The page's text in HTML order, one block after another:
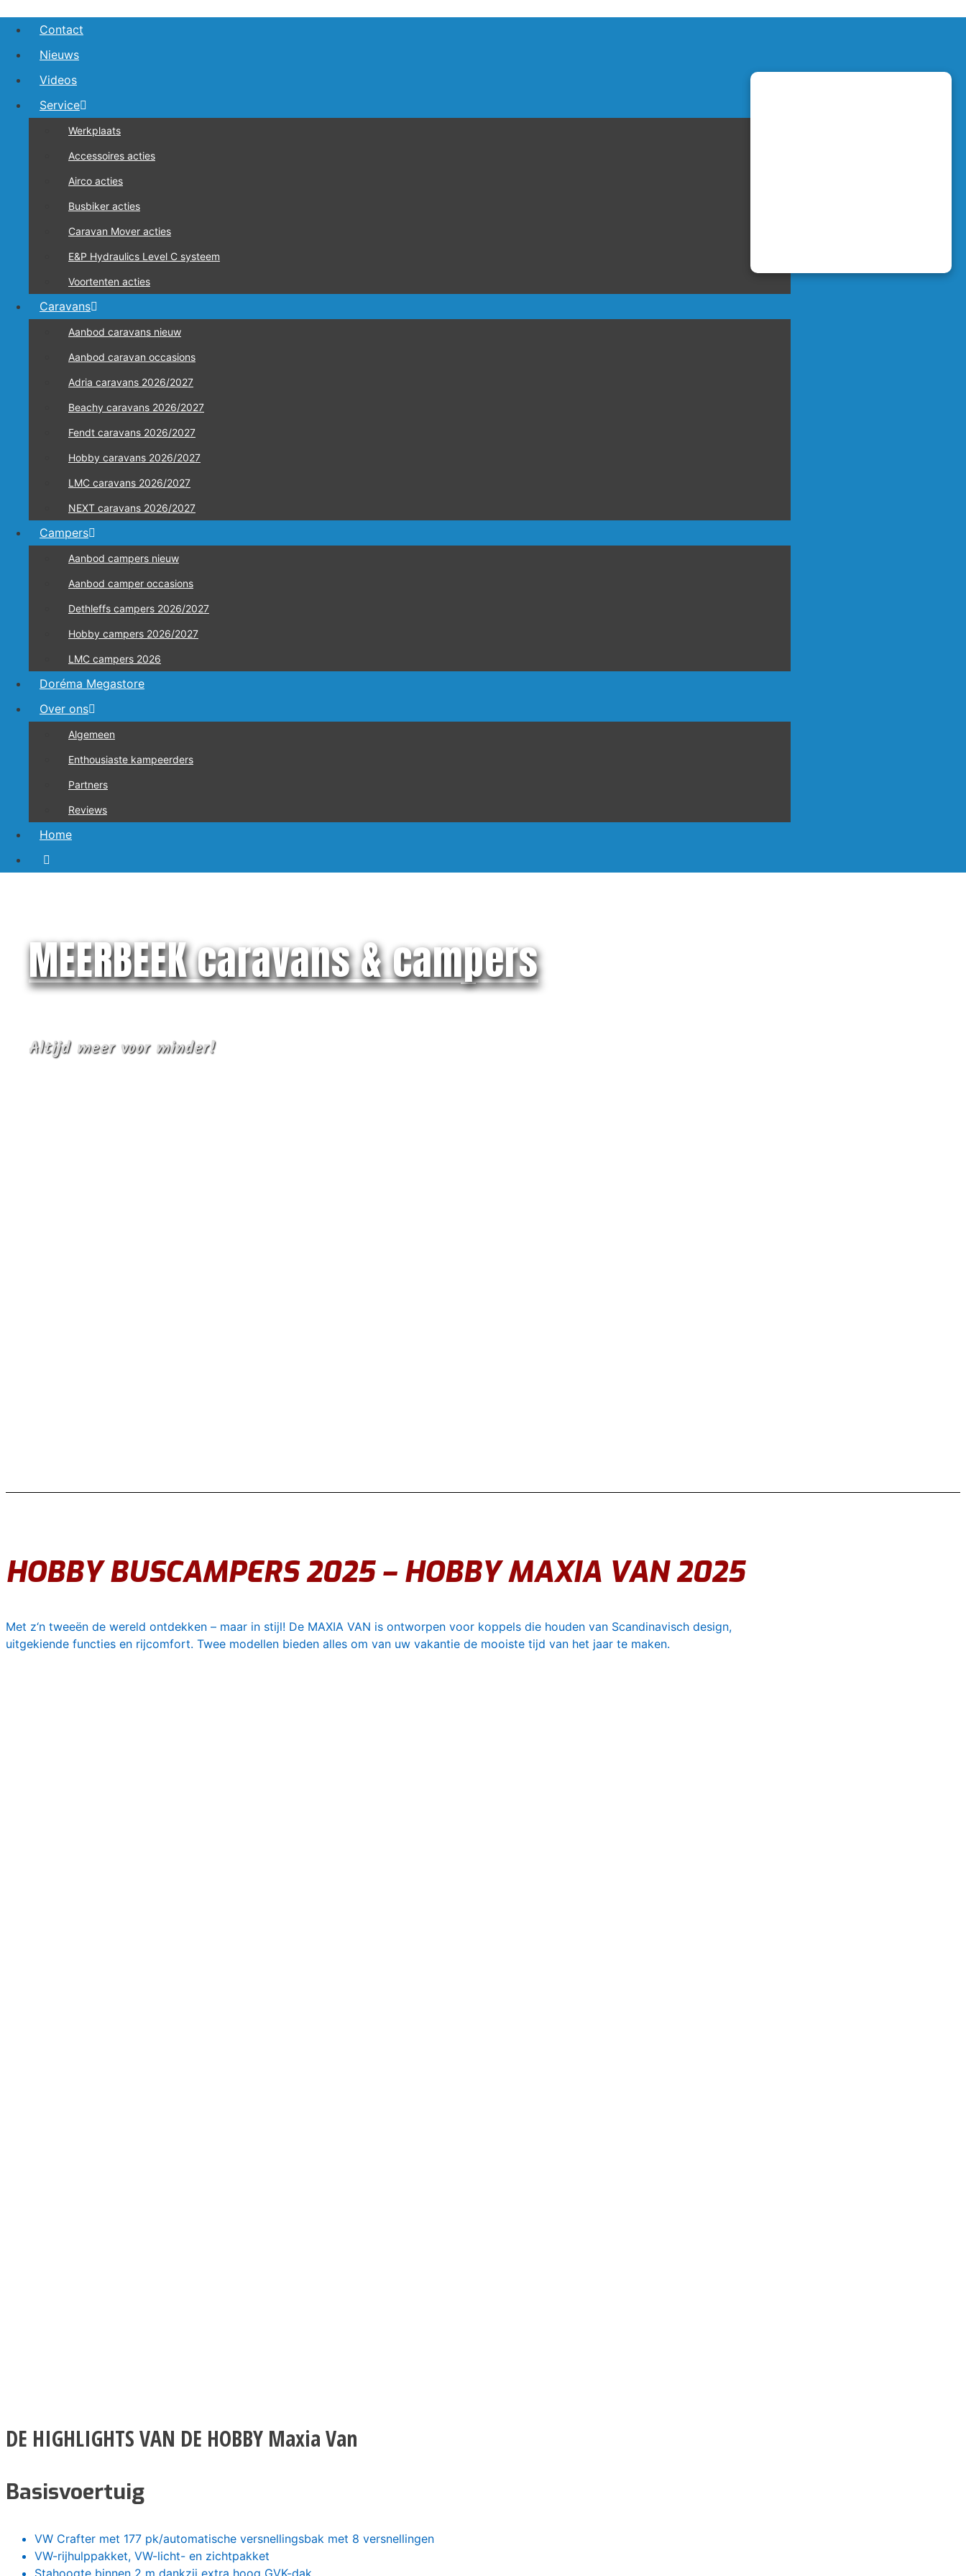
Ga
naar
Contact
Nieuws
Videos
Service
Werkplaats
Accessoires acties
Airco acties
Busbiker acties
Caravan Mover acties
E&P Hydraulics Level C systeem
Voortenten acties
Caravans
Aanbod caravans nieuw
Aanbod caravan occasions
Adria caravans 2026/2027
Beachy caravans 2026/2027
Fendt caravans 2026/2027
Hobby caravans 2026/2027
LMC caravans 2026/2027
NEXT caravans 2026/2027
Campers
Aanbod campers nieuw
Aanbod camper occasions
Dethleffs campers 2026/2027
Hobby campers 2026/2027
LMC campers 2026
Doréma Megastore
Over ons
Algemeen
Enthousiaste kampeerders
Partners
Reviews
Home
MEERBEEK caravans & campers
Altijd meer voor minder!
HOBBY BUSCAMPERS 2025 – HOBBY MAXIA VAN 2025
Met z‘n tweeën de wereld ontdekken – maar in stijl! De MAXIA VAN is ontworpen voor koppels die houden van Scandinavisch design,
uitgekiende functies en rijcomfort. Twee modellen bieden alles om van uw vakantie de mooiste tijd van het jaar te maken.
DE HIGHLIGHTS VAN DE HOBBY Maxia Van
Basisvoertuig
VW Crafter met 177 pk/automatische versnellingsbak met 8 versnellingen
VW-rijhulppakket, VW-licht- en zichtpakket